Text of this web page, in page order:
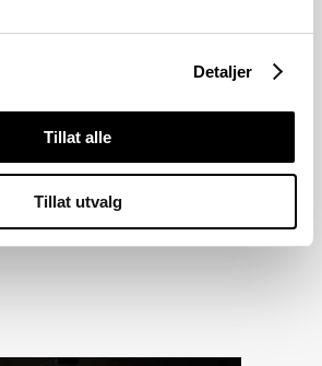
Detaljer
Tillat alle
Tillat utvalg